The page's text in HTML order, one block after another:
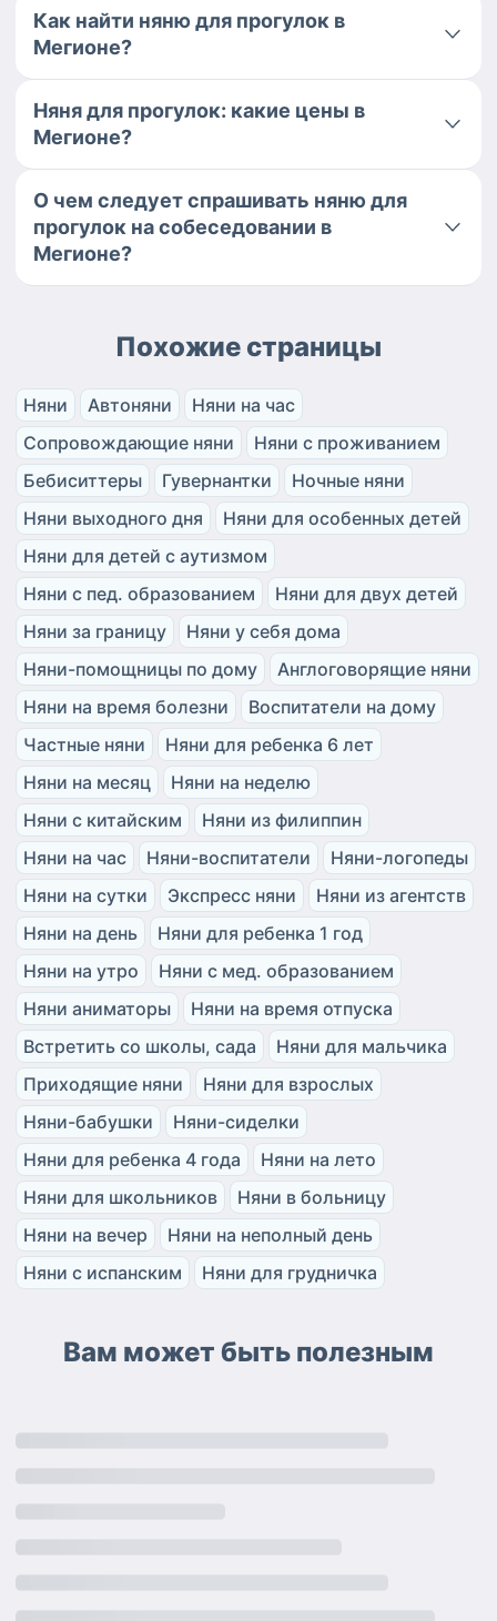
Как найти няню для прогулок в
Мегионе?
Няня для прогулок: какие цены в
Мегионе?
О чем следует спрашивать няню для
прогулок на собеседовании в
Мегионе?
Похожие страницы
Няни Автоняни
Няни на час
Сопровождающие няни
Няни с проживанием
Бебиситтеры
Гувернантки
Ночные няни
Няни выходного дня
Няни для особенных детей
Няни для детей с аутизмом
Няни с пед. образованием
Няни для двух детей
Няни за границу
Няни у себя дома
Няни-помощницы по дому
Англоговорящие няни
Няни на время болезни
Воспитатели на дому
Частные няни
Няни для ребенка 6 лет
Няни на месяц
Няни на неделю
Няни с китайским
Няни из филиппин
Няни на час
Няни-воспитатели
Няни-логопеды
Няни на сутки
Экспресс няни
Няни из агентств
Няни на день
Няни для ребенка 1 год
Няни на утро
Няни с мед. образованием
Няни аниматоры
Няни на время отпуска
Встретить со школы, сада
Няни для мальчика
Приходящие няни
Няни для взрослых
Няни-бабушки
Няни-сиделки
Няни для ребенка 4 года
Няни на лето
Няни для школьников
Няни в больницу
Няни на вечер
Няни на неполный день
Няни с испанским
Няни для грудничка
Вам может быть полезным